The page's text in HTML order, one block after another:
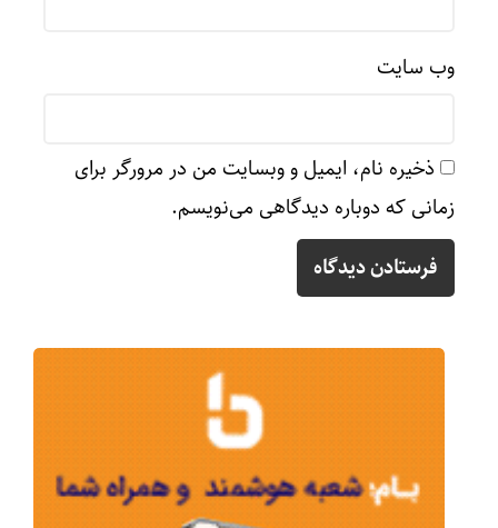
وب‌ سایت
ذخیره نام، ایمیل و وبسایت من در مرورگر برای
زمانی که دوباره دیدگاهی می‌نویسم.